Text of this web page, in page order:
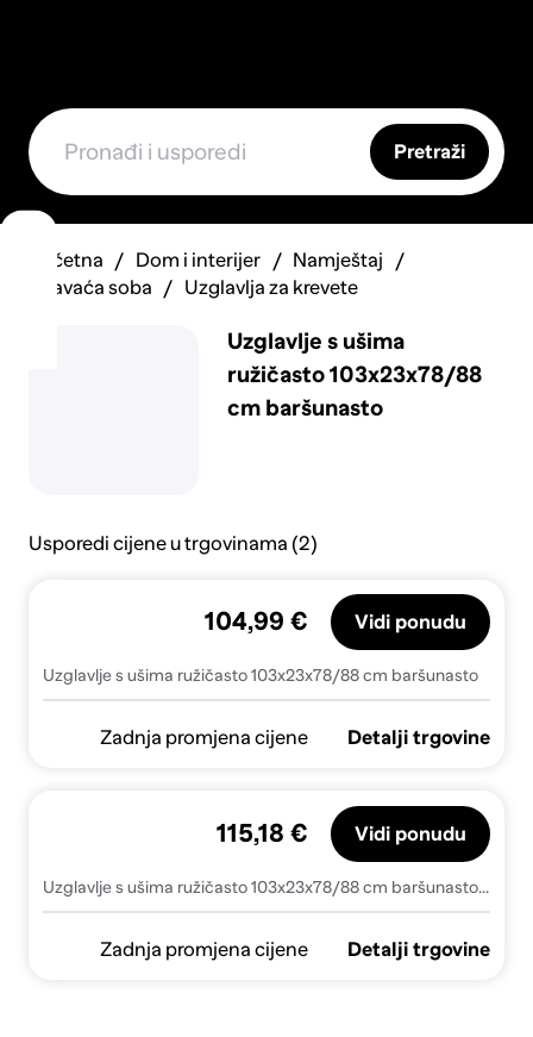
Pretraži
Početna Dom i interijer
Namještaj
Spavaća soba
Uzglavlja za krevete
Uzglavlje s ušima
ružičasto 103x23x78/88
cm baršunasto
Usporedi cijene u trgovinama (2)
Uzglavlje s ušima ružičasto 103x23x78/88 cm baršunasto
104,99 € Vidi ponudu
Zadnja promjena cijene Detalji trgovine
Uzglavlje s ušima ružičasto 103x23x78/88 cm baršunasto - Ružičasta 103 x 23 x 78/88 cm 1
115,18 € Vidi ponudu
Zadnja promjena cijene Detalji trgovine